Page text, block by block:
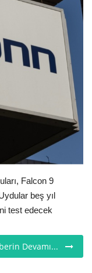
Falcon 9
beş yıl
test edecek
Devamı...